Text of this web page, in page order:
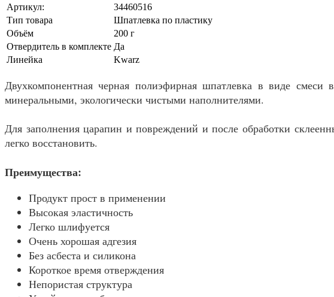
Артикул:
34460516
Тип товара
Шпатлевка по пластику
Объём
200 г
Отвердитель в комплекте Да
Линейка
Kwarz
Двухкомпонентная черная полиэфирная шпатлевка в виде
минеральными, экологически чистыми наполнителями.
Для заполнения царапин и повреждений и после обработки
легко восстановить.
Преимущества:
Продукт прост в применении
Высокая эластичность
Легко шлифуется
Очень хорошая адгезия
Без асбеста и силикона
Короткое время отверждения
Непористая структура